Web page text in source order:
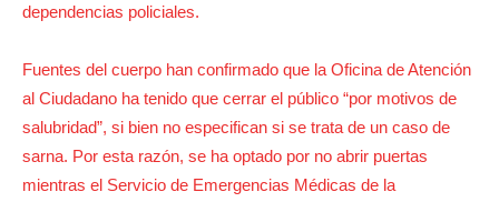
dependencias policiales.
Fuentes del cuerpo han confirmado que la Oficina de Atención
al Ciudadano ha tenido que cerrar el público “por motivos de
salubridad”, si bien no especifican si se trata de un caso de
sarna. Por esta razón, se ha optado por no abrir puertas
mientras el Servicio de Emergencias Médicas de la